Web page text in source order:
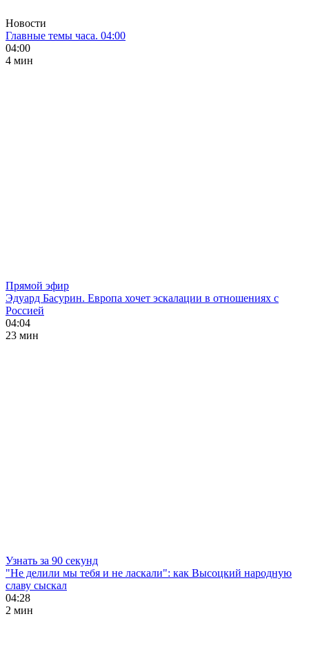
Новости
Главные темы часа. 04:00
04:00
4 мин
Прямой эфир
Эдуард Басурин. Европа хочет эскалации в отношениях с
Россией
04:04
23 мин
Узнать за 90 секунд
"Не делили мы тебя и не ласкали": как Высоцкий народную
славу сыскал
04:28
2 мин